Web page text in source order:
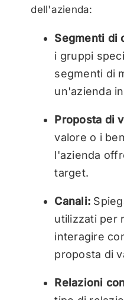
dell'azienda:
Segmenti di
i gruppi
segmenti di
un'azienda
Proposta di
valore o i
l'azienda
target.
Canali:
utilizzati per
interagire
proposta di
Relazioni